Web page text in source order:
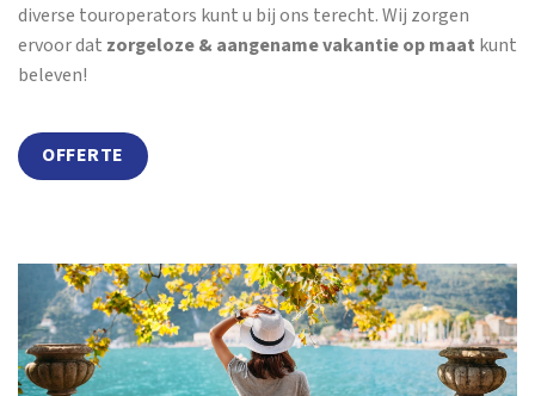
diverse touroperators kunt u bij ons terecht. Wij zorgen
ervoor dat zorgeloze & aangename vakantie op maat kunt
beleven!
OFFERTE